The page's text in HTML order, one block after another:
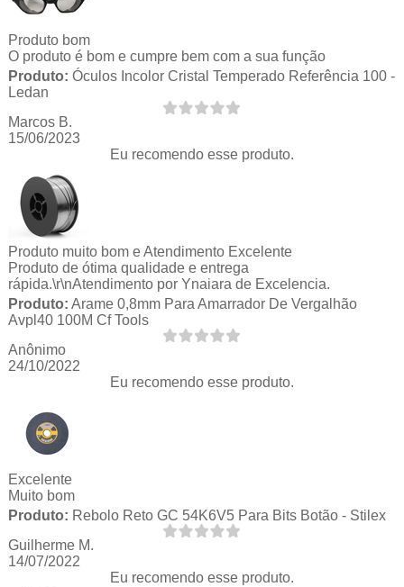
Produto bom
O produto é bom e cumpre bem com a sua função
Produto: Óculos Incolor Cristal Temperado Referência 100 -
Ledan
Marcos B.
15/06/2023
Eu recomendo esse produto.
Produto muito bom e Atendimento Excelente
Produto de ótima qualidade e entrega
rápida.\r\nAtendimento por Ynaiara de Excelencia.
Produto: Arame 0,8mm Para Amarrador De Vergalhão
Avpl40 100M Cf Tools
Anônimo
24/10/2022
Eu recomendo esse produto.
Excelente
Muito bom
Produto: Rebolo Reto GC 54K6V5 Para Bits Botão - Stilex
Guilherme M.
14/07/2022
Eu recomendo esse produto.